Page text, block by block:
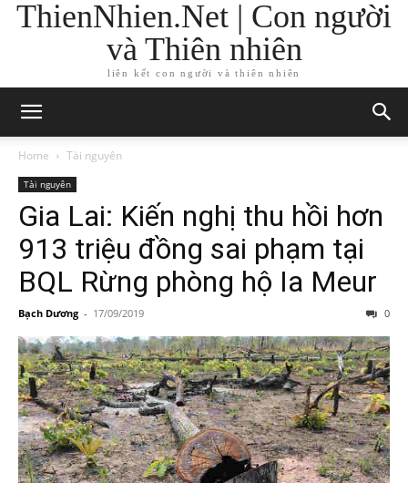
ThienNhien.Net | Con người
và Thiên nhiên
liên kết con người và thiên nhiên
Home Tài nguyên
Tài nguyên
Gia Lai: Kiến nghị thu hồi hơn
913 triệu đồng sai phạm tại
BQL Rừng phòng hộ Ia Meur
Bạch Dương - 17/09/2019 0